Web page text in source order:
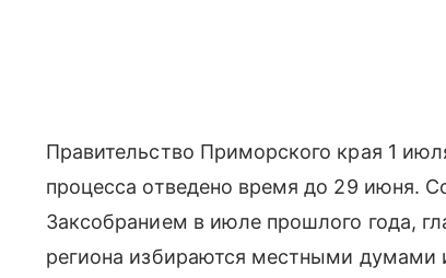
Правительство Приморского края 1
процесса отведено время до 29 июня.
Заксобранием в июле прошлого года,
региона избираются местными думами